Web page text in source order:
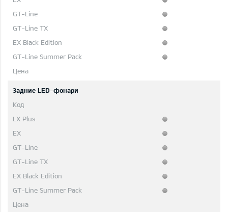
Задние LED-фонари